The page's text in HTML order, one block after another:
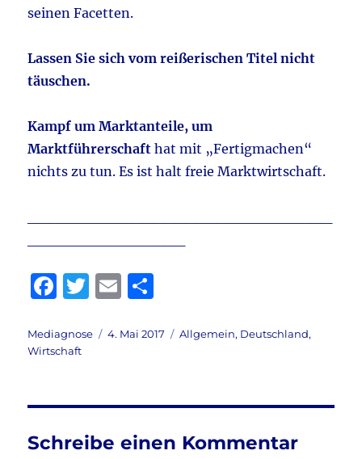
seinen Facetten.
Lassen Sie sich vom reißerischen Titel nicht
täuschen.
Kampf um Marktanteile, um
Marktführerschaft hat mit „Fertigmachen“
nichts zu tun. Es ist halt freie Marktwirtschaft.
F
c
e
o
o
T
it
E
ai le
Autor
Mediagnose
Veröffentlicht
4. Mai 2017 Kategorien
Allgemein, Deutschland,
Wirtschaft
Schreibe einen Kommentar